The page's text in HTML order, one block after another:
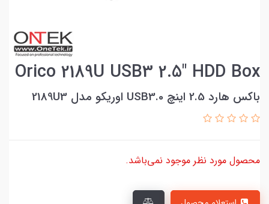
Orico 2189U USB3 2.5" HDD Box
باکس هارد 2.5 اینچ USB3.0 اوریکو مدل 2189U3
محصول مورد نظر موجود نمی‌باشد.